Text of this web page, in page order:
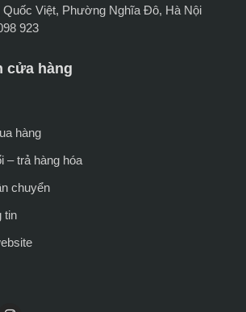
Quốc Việt, Phường Nghĩa Đô, Hà Nội
923
cửa hàng
hàng
– trả hàng hóa
chuyển
tin